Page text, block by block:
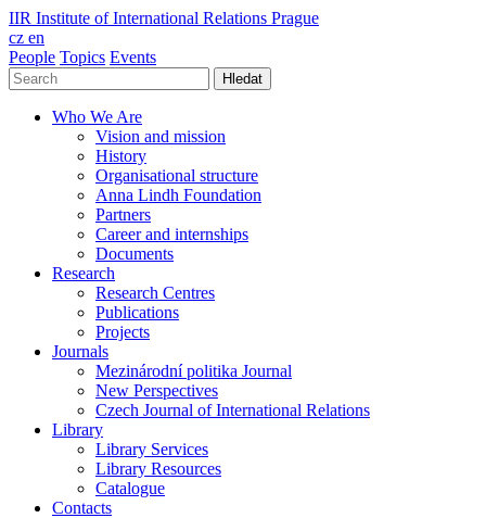
IIR Institute of International Relations Prague
cz en
People Topics Events
Hledat
Who We Are
Vision and mission
History
Organisational structure
Anna Lindh Foundation
Partners
Career and internships
Documents
Research
Research Centres
Publications
Projects
Journals
Mezinárodní politika Journal
New Perspectives
Czech Journal of International Relations
Library
Library Services
Library Resources
Catalogue
Contacts